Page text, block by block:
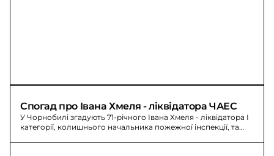
Спогад про Івана Хмеля - ліквідатора ЧАЕС
У Чорнобилі згадують 71-річного Івана Хмеля - ліквідатора I
категорії, колишнього начальника пожежної інспекції, та